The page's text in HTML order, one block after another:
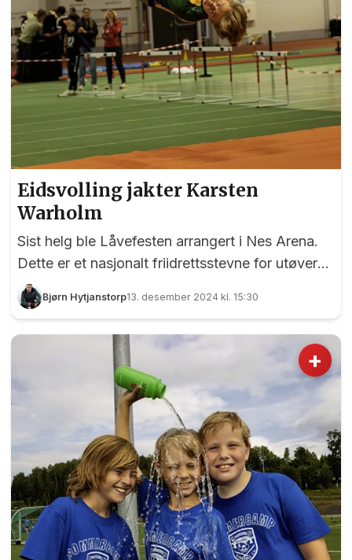
Eidsvolling jakter Karsten
Warholm
Sist helg ble Låvefesten arrangert i Nes Arena.
Dette er et nasjonalt friidrettsstevne for utøvere
fra seks år og oppover, og arrangeres av
Ull/Kisa Friidrett og Hvam IL Friidrett.
om 16 år gamle Even Ragnhildsløkken fra
Eidsvoll Verk ville klare å komme over to meter i
høyde. Det soleklare og kortsiktige målet til 16 år
gamle Even Ragnhildsløkken er å komme over to
meter i høyde. Foto: Bjørn Hytjanstorp
Bjørn Hytjanstorp13. desember 2024 kl. 15:30
+